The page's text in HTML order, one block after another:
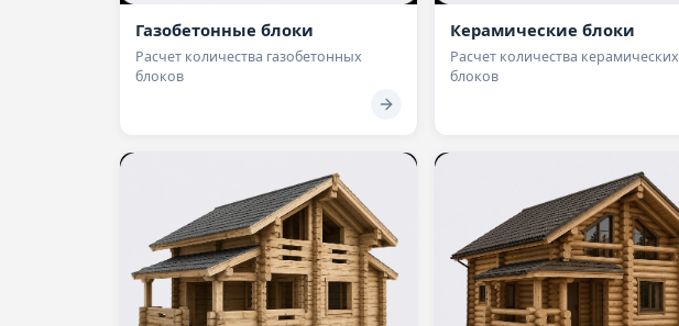
Газобетонные блоки
Расчет количества газобетонных
блоков
Керамические блоки
Расчет количества керамических
блоков